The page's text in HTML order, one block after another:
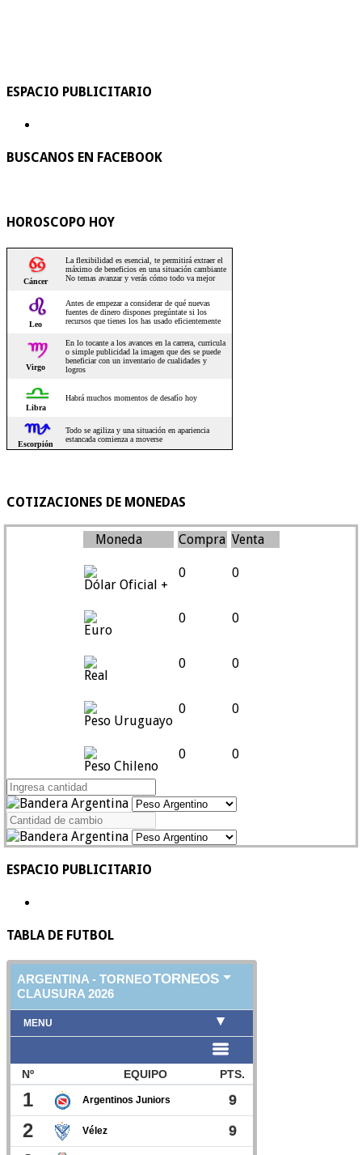
ESPACIO PUBLICITARIO
BUSCANOS EN FACEBOOK
HOROSCOPO HOY
COTIZACIONES DE MONEDAS
Moneda Compra Venta
Dólar Oficial +
0 0
Euro
0 0
Real
0 0
Peso Uruguayo
0 0
Peso Chileno
0 0
ESPACIO PUBLICITARIO
TABLA DE FUTBOL